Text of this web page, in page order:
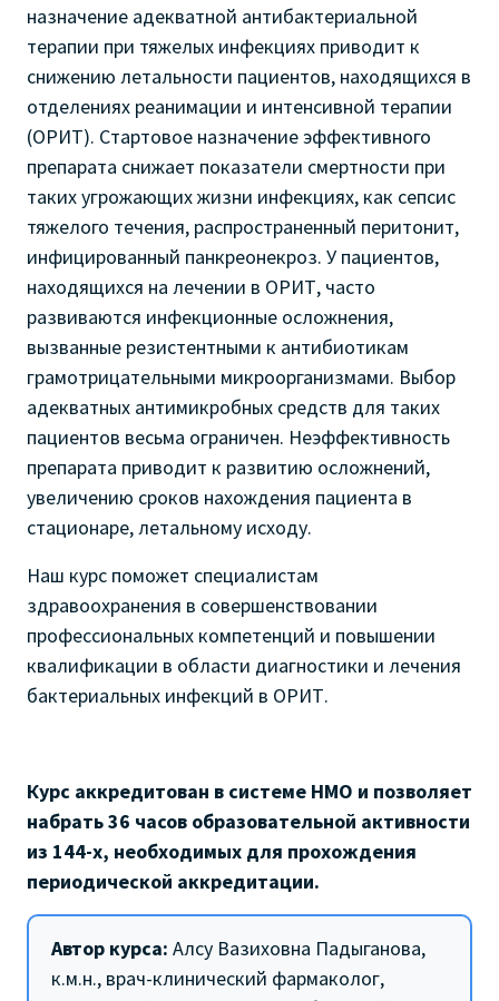
назначение адекватной антибактериальной
терапии при тяжелых инфекциях приводит к
снижению летальности пациентов, находящихся в
отделениях реанимации и интенсивной терапии
(ОРИТ). Стартовое назначение эффективного
препарата снижает показатели смертности при
таких угрожающих жизни инфекциях, как сепсис
тяжелого течения, распространенный перитонит,
инфицированный панкреонекроз. У пациентов,
находящихся на лечении в ОРИТ, часто
развиваются инфекционные осложнения,
вызванные резистентными к антибиотикам
грамотрицательными микроорганизмами. Выбор
адекватных антимикробных средств для таких
пациентов весьма ограничен. Неэффективность
препарата приводит к развитию осложнений,
увеличению сроков нахождения пациента в
стационаре, летальному исходу.
Наш курс поможет специалистам
здравоохранения в совершенствовании
профессиональных компетенций и повышении
квалификации в области диагностики и лечения
бактериальных инфекций в ОРИТ.
Курс аккредитован в системе НМО и позволяет
набрать 36 часов образовательной активности
из 144-х, необходимых для прохождения
периодической аккредитации.
Автор курса: Алсу Вазиховна Падыганова,
к.м.н., врач-клинический фармаколог,